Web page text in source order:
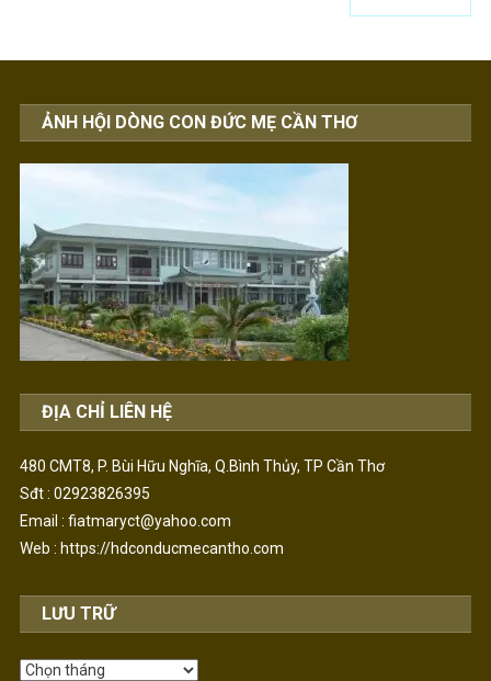
ẢNH HỘI DÒNG CON ĐỨC MẸ CẦN THƠ
ĐỊA CHỈ LIÊN HỆ
480 CMT8, P. Bùi Hữu Nghĩa, Q.Bình Thủy, TP Cần Thơ
Sđt : 02923826395
Email : fiatmaryct@yahoo.com
Web : https://hdconducmecantho.com
LƯU TRỮ
Lưu